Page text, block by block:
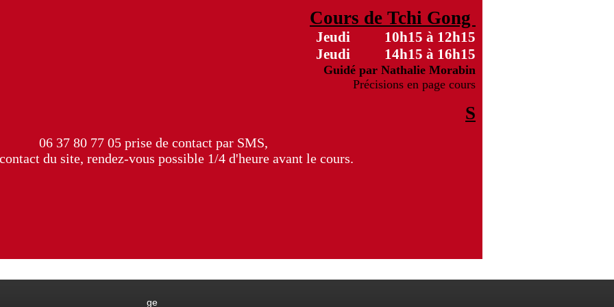
Cours de Tchi Gong
Jeudi 10h15 à 12h15
Jeudi 14h15 à 16h15
Guidé par Nathalie Morabin
Précisions en page cours
S
06 37 80 77 05 prise de contact par SMS,
du site, rendez-vous possible 1/4 d'heure avant le cours.
ge